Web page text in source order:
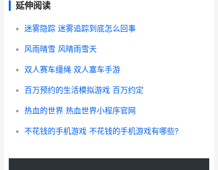
延伸阅读
迷雾隐踪 迷雾追踪到底怎么回事
风雨晴雪 风晴雨雪天
双人赛车缰绳 双人塞车手游
百万预约的生活模拟游戏 百万约定
热血的世界 热血世界小程序官网
不花钱的手机游戏 不花钱的手机游戏有哪些?